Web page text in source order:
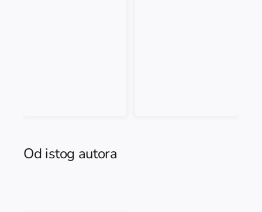
Od istog autora